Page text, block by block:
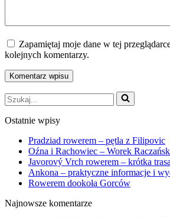
Zapamiętaj moje dane w tej
kolejnych komentarzy.
Szukaj...
Ostatnie wpisy
Pradziad rowerem – pętla z Filipovic
Oźna i Rachowiec – Worek
Javorový Vrch rowerem – krótka
Ankona – praktyczne informacje i
Rowerem dookoła Gorców
Najnowsze komentarze